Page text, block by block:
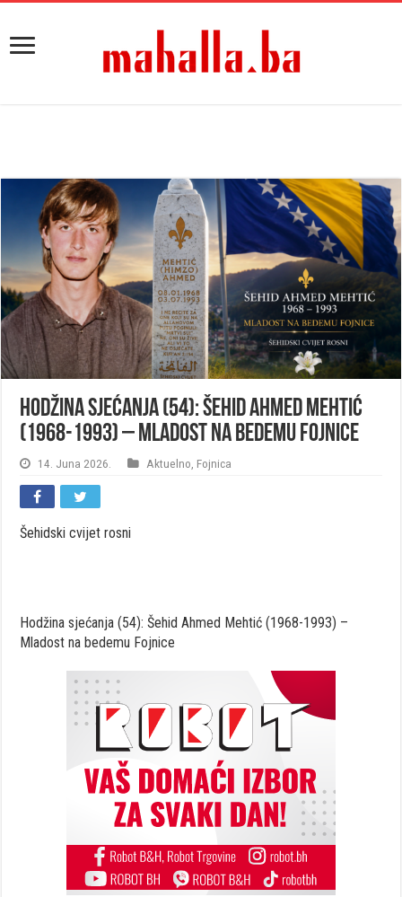
Hodžina sjećanja (54): Šehid Ahmed Mehtić
(1968-1993) – Mladost na bedemu Fojnice
14. Juna 2026. Aktuelno Fojnica
Šehidski cvijet rosni
Hodžina sjećanja (54): Šehid Ahmed Mehtić (1968-1993) –
Mladost na bedemu Fojnice